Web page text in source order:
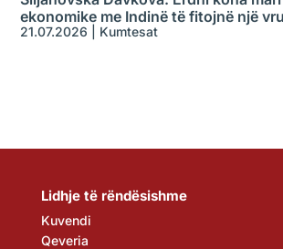
ekonomike me Indinë të fitojnë një
21.07.2026 Kumtesat
Lidhje të rëndësishme
Kuvendi
Qeveria